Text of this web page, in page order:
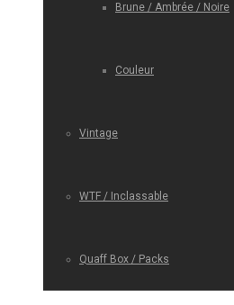
Brune / Ambrée / Noire
Couleur
Vintage
WTF / Inclassable
Quaff Box / Packs